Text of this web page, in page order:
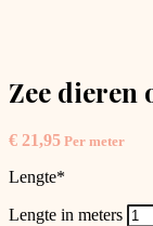
Zee
€ 21,95 Per meter
Lengte*
Lengte in meters